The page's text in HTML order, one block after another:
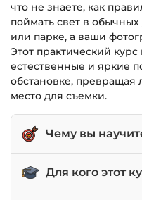
что не знаете, как
поймать свет в
или парке, а ваши
Этот практический курс
естественные и яркие
обстановке,
место для съемки.
Чему вы
Создавать
Для кого этот